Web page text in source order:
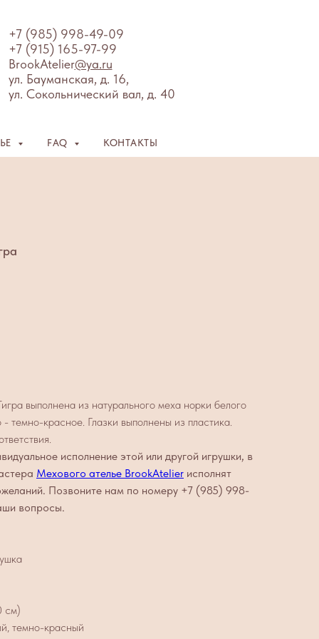
+7 (985) 998-49-09
+7 (915) 165-97-99
BrookAtelier@ya.ru
ул. Бауманская, д. 16,
ул. Сокольнический вал, д. 40
FAQ КОНТАКТЫ
выполнена из натурального меха норки белого
темно-красное. Глазки выполнены из пластика.
исполнение этой или другой игрушки, в
Мехового ателье BrookAtelier исполнят
Позвоните нам по номеру +7 (985) 998-
вопросы.
см)
темно-красный